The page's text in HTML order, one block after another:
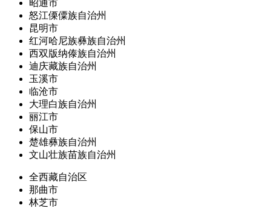
昭通市
怒江傈僳族自治州
昆明市
红河哈尼族彝族自治州
西双版纳傣族自治州
迪庆藏族自治州
玉溪市
临沧市
大理白族自治州
丽江市
保山市
楚雄彝族自治州
文山壮族苗族自治州
全西藏自治区
那曲市
林芝市